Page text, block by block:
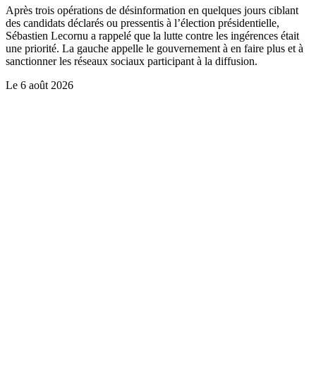
Après trois opérations de désinformation en quelques jours ciblant
des candidats déclarés ou pressentis à l’élection présidentielle,
Sébastien Lecornu a rappelé que la lutte contre les ingérences était
une priorité. La gauche appelle le gouvernement à en faire plus et à
sanctionner les réseaux sociaux participant à la diffusion.
Le 6 août 2026